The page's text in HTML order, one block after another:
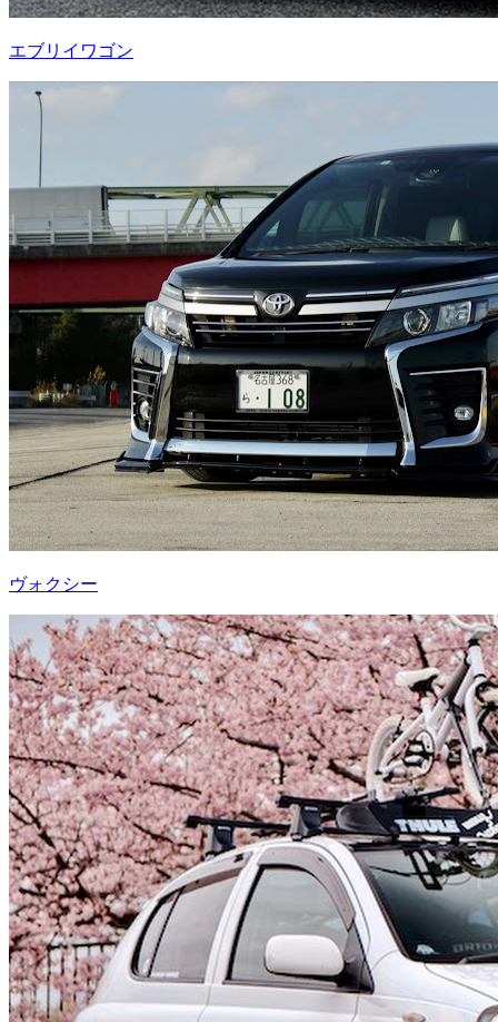
エブリイワゴン
ヴォクシー